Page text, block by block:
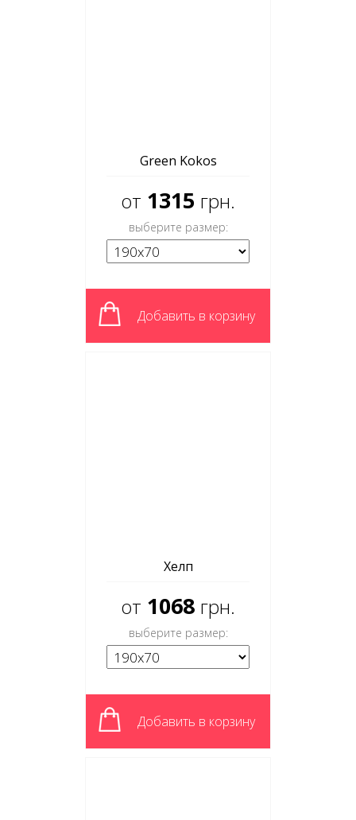
Green Kokos
от 1315 грн.
выберите размер:
Добавить в корзину
Хелп
от 1068 грн.
выберите размер:
Добавить в корзину